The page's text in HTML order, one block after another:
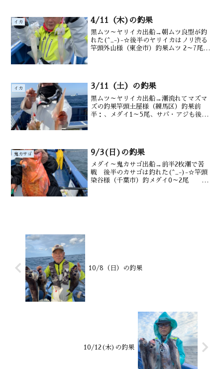
イカ 4/11（木)の釣果
黒ムツ～ヤリイカ出船→朝ムツ良型が釣
れた(^_-)-☆後半のヤリイカはノリ渋る
竿頭外山様（東金市）釣果ムツ 2～7尾、
イカ 3/11（土）の釣果
黒ムツ～ヤリイカ出船→潮流れてマズマ
ズの釣果竿頭土屋様（練馬区）釣果前
半：、メダイ1～5尾、サバ・アジも後
鬼カサゴ 9/3(日)の釣果
メダイ～鬼カサゴ出船→前半2枚潮で苦
戦 後半のカサゴは釣れた(^_-)-☆竿頭
染谷様（千葉市）釣メダイ0～2尾
10/8（日）の釣果
10/12(木)の釣果